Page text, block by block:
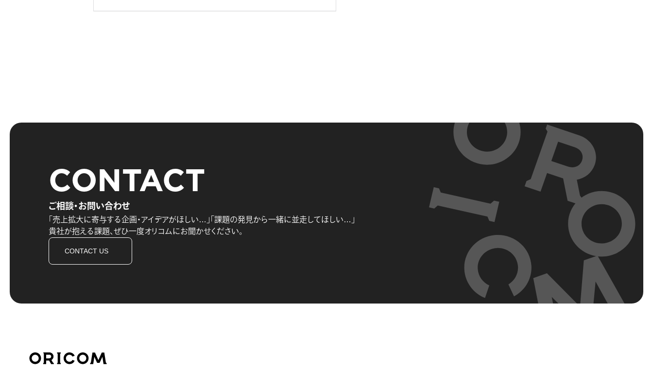
ご相談・お問い合わせ
CONTACT
「売上拡大に寄与する企画・アイデアがほしい…」 「課題の発見から一緒に並走してほしい…」
貴社が抱える課題、 ぜひ一度オリコムにお聞かせください。
CONTACT US
株式会社オリコム ORICOM CO.,LTD.